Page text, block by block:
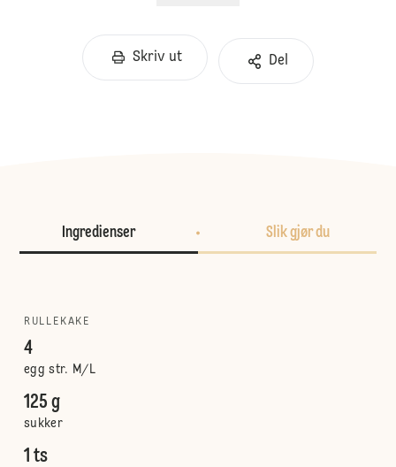
Skriv ut Del
Ingredienser Slik gjør du
RULLEKAKE
4
egg str. M/L
125 g
sukker
1 ts